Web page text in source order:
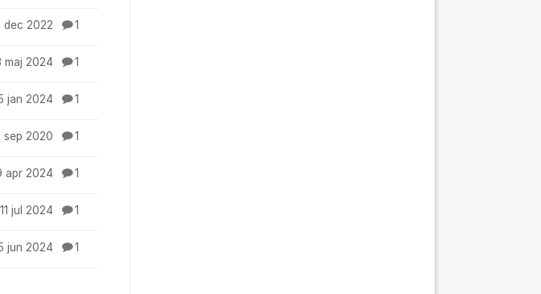
dec 2022 1
maj 2024 1
jan 2024 1
sep 2020 1
apr 2024 1
11 jul 2024 1
jun 2024 1